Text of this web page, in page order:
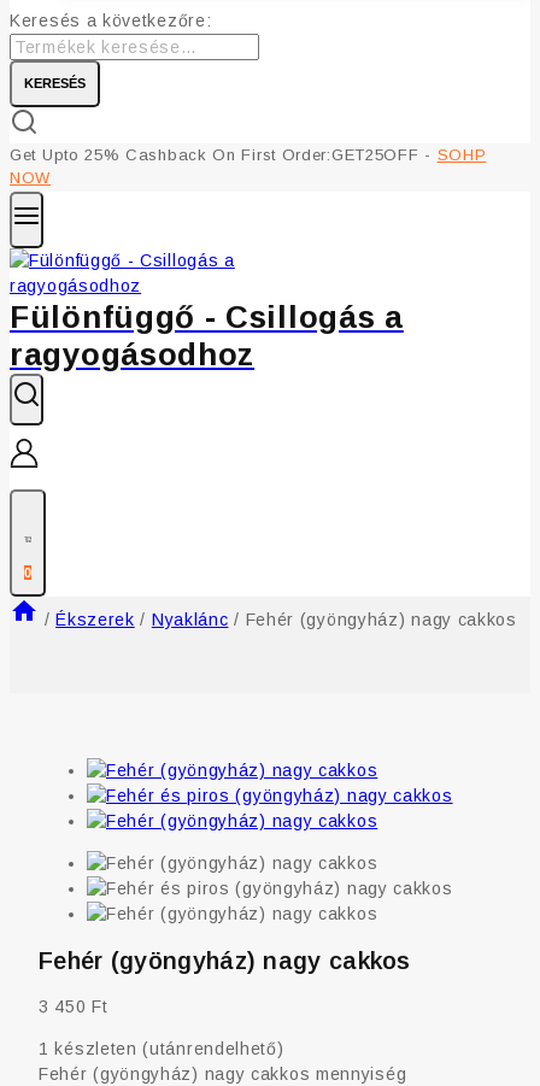
Keresés a következőre:
KERESÉS
Get Upto 25% Cashback On First Order:GET25OFF - SOHP
NOW
Fülönfüggő - Csillogás a
ragyogásodhoz
0
/ Ékszerek / Nyaklánc / Fehér (gyöngyház) nagy cakkos
Fehér (gyöngyház) nagy cakkos
3 450Ft
1 készleten (utánrendelhető)
Fehér (gyöngyház) nagy cakkos mennyiség